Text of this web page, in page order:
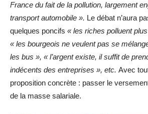
France du fait de la pollution, largement
transport automobile ». Le débat n’aura
quelques poncifs « les riches polluent
« les bourgeois ne veulent pas se
les bus », « l’argent existe, il suffit de
indécents des entreprises », etc. Avec
proposition concrète : passer le
de la masse salariale.